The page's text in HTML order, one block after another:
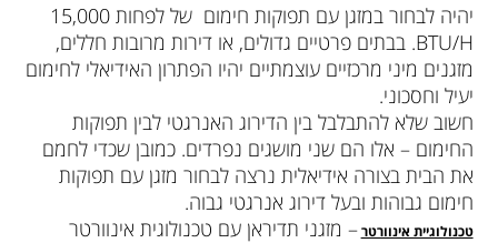
יהיה לבחור במזגן עם תפוקות חימום של לפחות 15,000
BTU/H. בבתים פרטיים גדולים, או דירות מרובות חללים,
מזגנים מיני מרכזיים עוצמתיים יהיו הפתרון האידיאלי לחימום
יעיל וחסכוני.
חשוב שלא להתבלבל בין הדירוג האנרגטי לבין תפוקות
החימום – אלו הם שני מושגים נפרדים. כמובן שכדי לחמם
את הבית בצורה אידיאלית נרצה לבחור מזגן עם תפוקות
חימום גבוהות ובעל דירוג אנרגטי גבוה.
טכנולוגיית אינוורטר – מזגני תדיראן עם טכנולוגית אינוורטר